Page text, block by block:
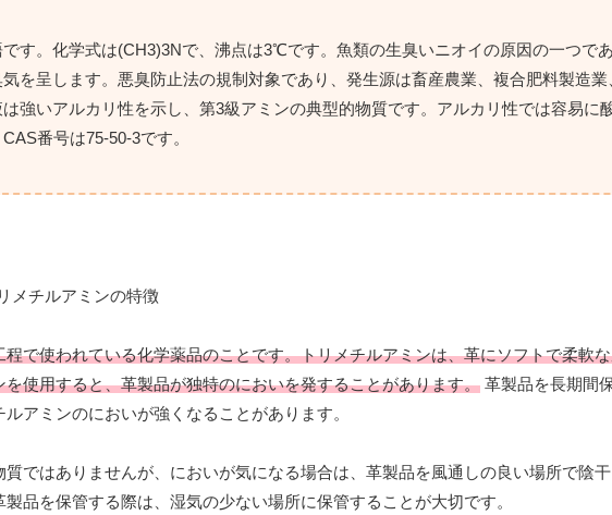
す。化学式は(CH3)3Nで、沸点は3℃です。魚類の生臭いニオイの原因の一つで
を呈します。悪臭防止法の規制対象であり、発生源は畜産農業、複合肥料製造業
強いアルカリ性を示し、第3級アミンの典型的物質です。アルカリ性では容易に
番号は75-50-3です。
で使われている化学薬品のことです。トリメチルアミンは、革にソフトで柔軟
使用すると、革製品が独特のにおいを発することがあります。 革製品を長期間
アミンのにおいが強くなることがあります。
質ではありませんが、においが気になる場合は、革製品を風通しの良い場所で陰
品を保管する際は、湿気の少ない場所に保管することが大切です。